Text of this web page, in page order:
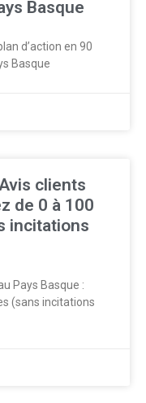
Basque
d’action en 90
Basque
clients
de 0 à 100
incitations
Pays Basque :
(sans incitations